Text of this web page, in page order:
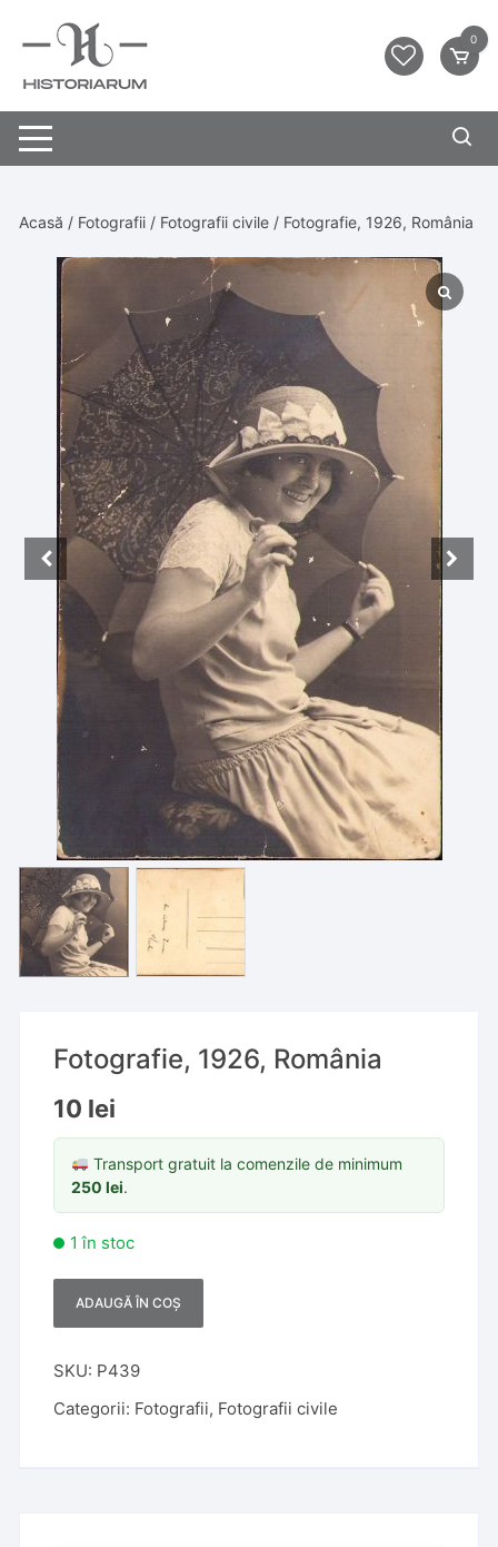
0
Acasă / Fotografii / Fotografii civile / Fotografie, 1926, România
Fotografie, 1926, România
10 lei
Transport gratuit la comenzile de minimum
250lei.
1 în stoc
ADAUGĂ ÎN COȘ
t
SKU: P439
Categorii: Fotografii, Fotografii civile